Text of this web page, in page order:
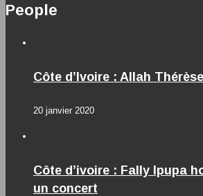
People
Côte d’Ivoire : Allah
20 janvier 2020
Côte d’ivoire : Fally Ipupa
un concert